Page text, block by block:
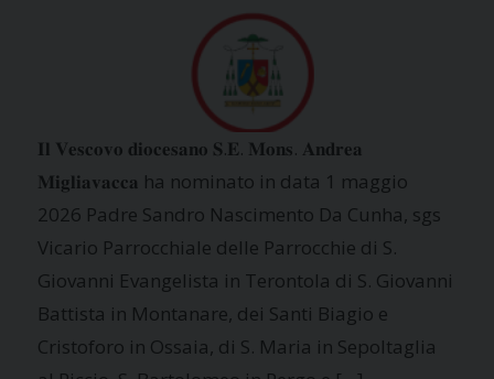
𝐈𝐥 𝐕𝐞𝐬𝐜𝐨𝐯𝐨 𝐝𝐢𝐨𝐜𝐞𝐬𝐚𝐧𝐨 𝐒.𝐄. 𝐌𝐨𝐧𝐬. 𝐀𝐧𝐝𝐫𝐞𝐚
𝐌𝐢𝐠𝐥𝐢𝐚𝐯𝐚𝐜𝐜𝐚 ha nominato in data 1 maggio
2026 Padre Sandro Nascimento Da Cunha, sgs
Vicario Parrocchiale delle Parrocchie di S.
Giovanni Evangelista in Terontola di S. Giovanni
Battista in Montanare, dei Santi Biagio e
Cristoforo in Ossaia, di S. Maria in Sepoltaglia